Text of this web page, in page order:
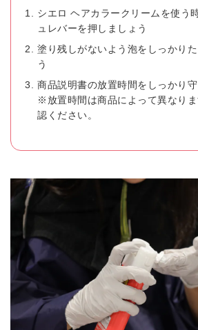
シエロ ヘアカラークリームを使う
ュレバーを押しましょう
塗り残しがないよう泡をしっかり
う
商品説明書の放置時間をしっかり
※放置時間は商品によって異なり
認ください。